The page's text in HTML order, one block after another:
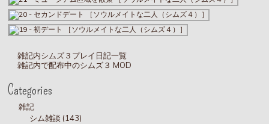
雑記内シムズ３プレイ日記一覧
雑記内で配布中のシムズ３ MOD
Categories
雑記
シム雑談 (143)